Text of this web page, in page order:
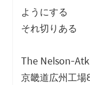
ようにする
それ切りある
The Nelson-
京畿道広州工場